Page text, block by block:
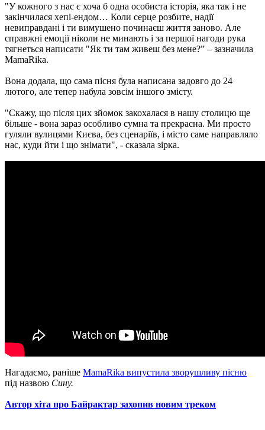
"У кожного з нас є хоча б одна особиста історія, яка так і не
закінчилася хепі-ендом… Коли серце розбите, надії
невиправдані і ти вимушено починаєш життя заново. Але
справжні емоції ніколи не минають і за першої нагоди рука
тягнеться написати "Як ти там живеш без мене?” – зазначила
MamaRika.
Вона додала, що сама пісня була написана задовго до 24
лютого, але тепер набула зовсім іншого змісту.
"Скажу, що після цих зйомок закохалася в нашу столицю ще
більше - вона зараз особливо сумна та прекрасна. Ми просто
гуляли вулицями Києва, без сценаріїв, і місто саме направляло
нас, куди йти і що знімати", - сказала зірка.
Нагадаємо, раніше MamaRika випустила зворушливу пісню
під назвою Сину.
Автор хіта про Байрактар захопив новим треком